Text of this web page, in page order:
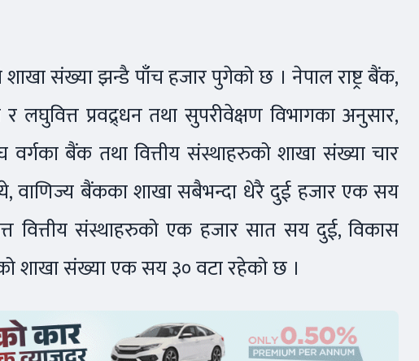
संख्या झन्डै पाँच हजार पुगेको छ । नेपाल राष्ट्र बैंक,
लघुवित्त प्रवद्र्धन तथा सुपरीवेक्षण विभागका अनुसार,
बैंक तथा वित्तीय संस्थाहरुको शाखा संख्या चार
वाणिज्य बैंकका शाखा सबैभन्दा धेरै दुई हजार एक सय
वित्तीय संस्थाहरुको एक हजार सात सय दुई, विकास
शाखा संख्या एक सय ३० वटा रहेको छ ।